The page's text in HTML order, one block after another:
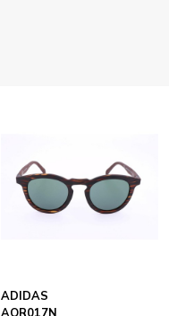
ADIDAS
AOR017N